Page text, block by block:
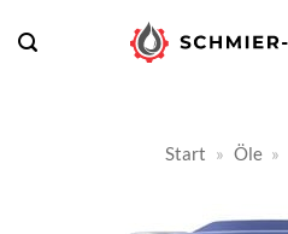
Inhalt
Start » Öle »